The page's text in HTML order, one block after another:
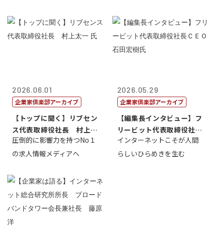
2026.06.01
企業家倶楽部アーカイブ
【トップに聞く】リブセン
ス代表取締役社長 村上太
一 氏
圧倒的に影響力を持つNo１
の求人情報メディアへ
2026.05.29
企業家倶楽部アーカイブ
【編集長インタビュー】フ
リービット代表取締役社長
ＣＥＯ 石田...
インターネットこそが人間
らしいひらめきを生む